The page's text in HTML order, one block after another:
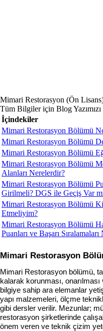
Mimari Restorasyon (Ön
Tüm Bilgiler için Blog
İçindekiler
Mimari Restorasyon Bölümü
Mimari Restorasyon Bölümü
Mimari Restorasyon Bölümü
Mimari Restorasyon Bölümü
Alanları Nerelerdir?
Mimari Restorasyon Bölümü
Girilmeli? DGS ile Geçiş Var
Mimari Restorasyon Bölümü
Etmeliyim?
Mimari Restorasyon Bölümü
Puanları ve Başarı Sıralamaları
Mimari Restorasyon
Mimari Restorasyon bölümü,
kalarak korunması,
bilgiye sahip ara elemanlar
yapı malzemeleri, ölçme
gibi dersler verilir. Mezunlar;
restorasyon şirketlerinde
önem veren ve teknik çizim